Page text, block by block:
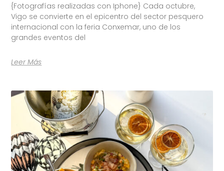
{Fotografías realizadas con Iphone} Cada octubre,
Vigo se convierte en el epicentro del sector pesquero
internacional con la feria Conxemar, uno de los
grandes eventos del
Leer Más